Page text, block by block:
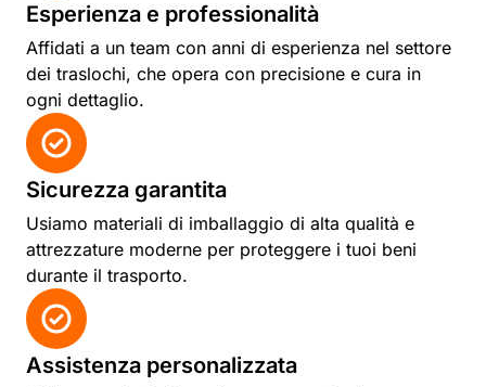
Esperienza e professionalità
Affidati a un team con anni di esperienza nel settore
dei traslochi, che opera con precisione e cura in
ogni dettaglio.
Sicurezza garantita
Usiamo materiali di imballaggio di alta qualità e
attrezzature moderne per proteggere i tuoi beni
durante il trasporto.
Assistenza personalizzata